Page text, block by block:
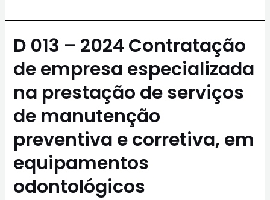
D 013 – 2024 Contratação
de empresa especializada
na prestação de serviços
de manutenção
preventiva e corretiva, em
equipamentos
odontológicos